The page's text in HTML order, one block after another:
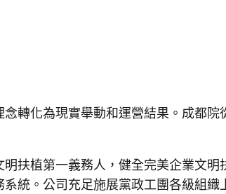
轉化為現實舉動和運營結果。成都
扶植第一義務人，健全完美企業文
統。公司充足施展黨政工團各級組